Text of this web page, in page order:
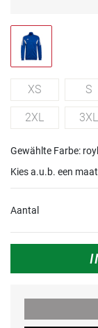
XS S
2XL 3XL
Gewählte Farbe:
Kies a.u.b. een maat
Aantal